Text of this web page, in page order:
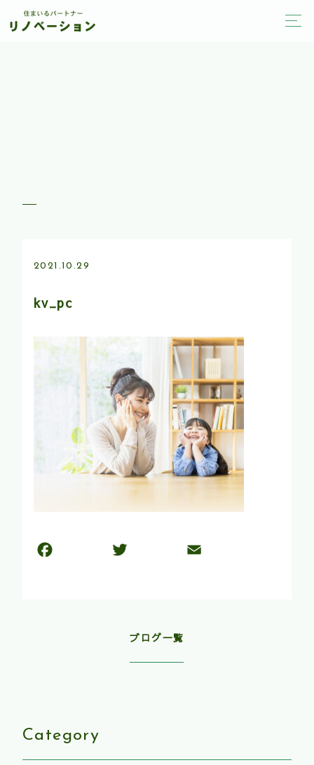
2021.10.29
kv_pc
ブログ一覧
Category